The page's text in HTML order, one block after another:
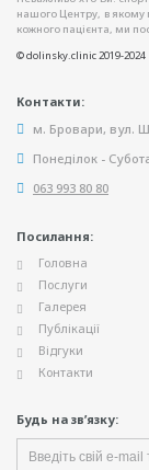
нашого Центру, в якому
кожного пацієнта, ми
© dolinsky.clinic 2019-2024
Контакти:
м. Бровари, вул.
Понеділок -
063 993 80 80
Посилання:
Головна
Послуги
Галерея
Публікації
Відгуки
Контакти
Будь на зв’язку: